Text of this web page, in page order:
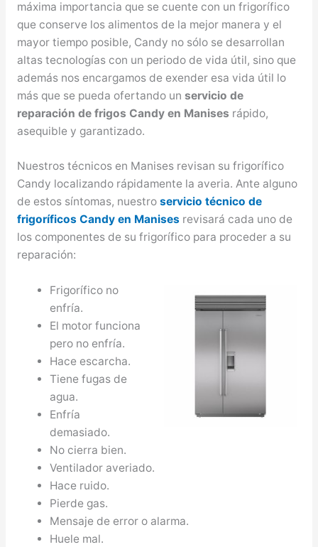
máxima importancia que se cuente con un frigorífico
que conserve los alimentos de la mejor manera y el
mayor tiempo posible, Candy no sólo se desarrollan
altas tecnologías con un periodo de vida útil, sino que
además nos encargamos de exender esa vida útil lo
más que se pueda ofertando un servicio de
reparación de frigos Candy en Manises rápido,
asequible y garantizado.
Nuestros técnicos en Manises revisan su frigorífico
Candy localizando rápidamente la averia. Ante alguno
de estos síntomas, nuestro servicio técnico de
frigoríficos Candy en Manisesrevisará cada uno de
los componentes de su frigorífico para proceder a su
reparación:
Frigorífico no
enfría.
El motor funciona
pero no enfría.
Hace escarcha.
Tiene fugas de
agua.
Enfría
demasiado.
No cierra bien.
Ventilador averiado.
Hace ruido.
Pierde gas.
Mensaje de error o alarma.
Huele mal.